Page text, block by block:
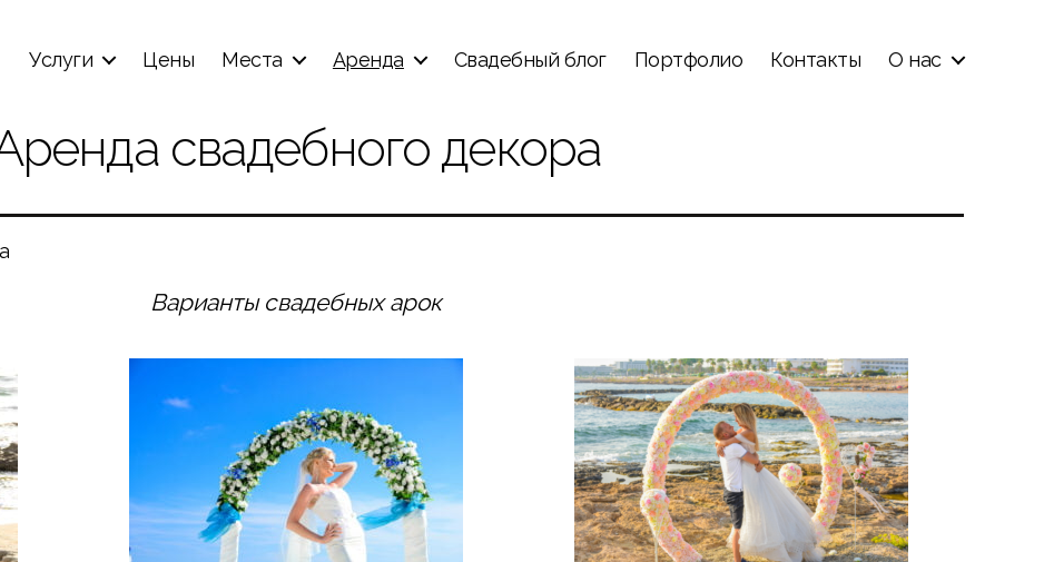
Услуги Цены Места Аренда Свадебный блог Портфолио Контакты О нас
свадебного декора
Варианты свадебных арок